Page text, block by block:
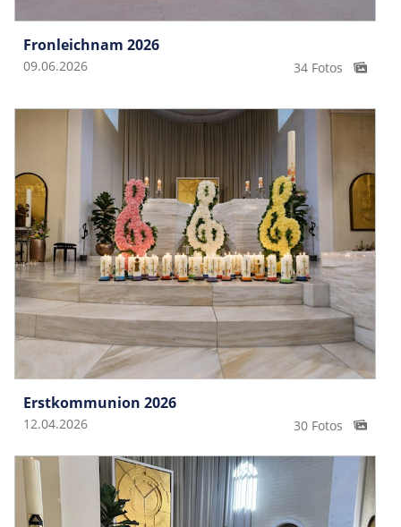
Fronleichnam 2026
09.06.2026 34 Fotos
Erstkommunion 2026
12.04.2026 30 Fotos